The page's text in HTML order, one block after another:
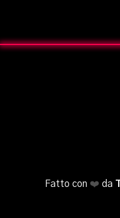
Fatto con ❤️ da